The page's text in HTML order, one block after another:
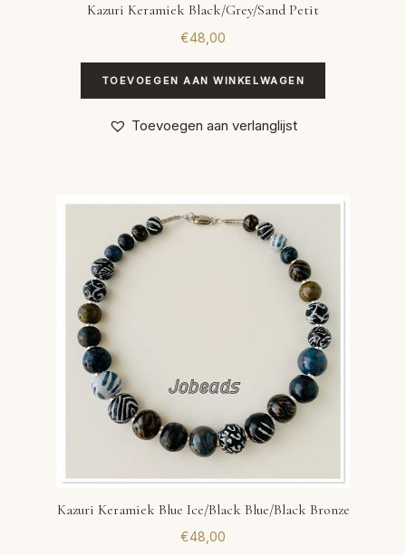
Kazuri Keramiek Black/Grey/Sand Petit
€48,00
TOEVOEGEN AAN WINKELWAGEN
Toevoegen aan verlanglijst
Kazuri Keramiek Blue Ice/Black Blue/Black Bronze
€48,00